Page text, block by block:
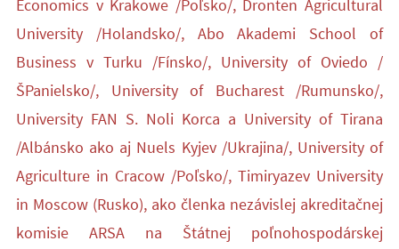
Economics v Krakowe /Poľsko/, Dronten Agricultural
University /Holandsko/, Abo Akademi School of
Business v Turku /Fínsko/, University of Oviedo /
ŠPanielsko/, University of Bucharest /Rumunsko/,
University FAN S. Noli Korca a University of Tirana
/Albánsko ako aj Nuels Kyjev /Ukrajina/, University of
Agriculture in Cracow /Poľsko/, Timiryazev University
in Moscow (Rusko), ako členka nezávislej akreditačnej
komisie ARSA na Štátnej poľnohospodárskej